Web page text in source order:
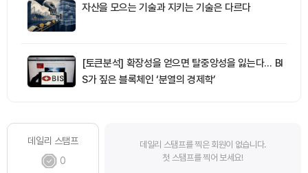
자산을 모으는 기술과 지키는 기술은 다르다
[토큰분석] 확장성을 얻으면 탈중앙성을 잃는다… BI
S가 짚은 블록체인 ‘분열의 경제학’
데일리 스탬프
0
데일리 스탬프를 찍은 회원이 없습니다.
첫 스탬프를 찍어 보세요!